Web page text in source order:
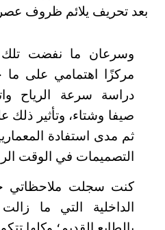
بعد تحريف يلائم ظروف
وسرعان ما نفضت
مركزًا اهتمامي على
دراسة سرعة الرياح
صيفا وشتاء، وتأثير ذلك
ثم مدى استفادة
التصميمات في الوقت
كنت سجلت ملاحظاتي
الداخلية التي ما